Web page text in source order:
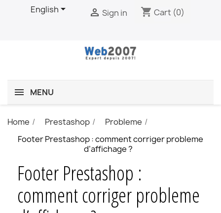
English  Sign in shopping_cart Cart (0)
MENU
Home Prestashop
Probleme
Footer Prestashop : comment corriger probleme
d’affichage ?
Footer Prestashop :
comment corriger probleme